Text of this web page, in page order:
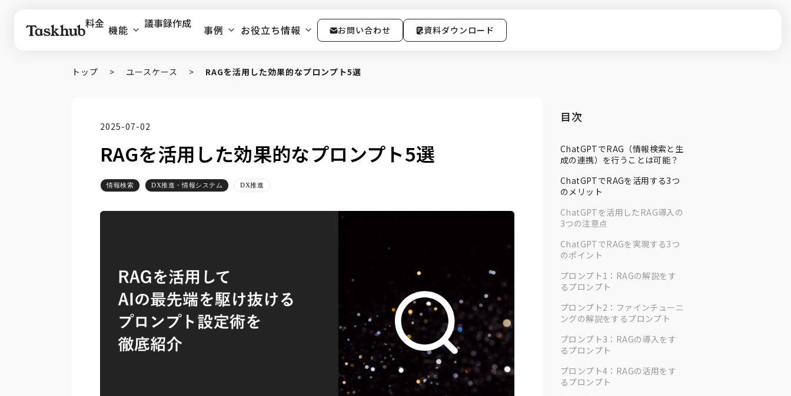
料金 機能 議事録作成 事例 お役立ち情報 お問い合わせ 資料ダウンロード
トップ > ユースケース > RAGを活用した効果的なプロンプト5選
2025-07-02
RAGを活用した効果的なプロンプト5選
情報検索 DX推進・情報システム DX推進
目次
ChatGPTでRAG（情報検索と生
成の連携）を行うことは可能？
ChatGPTでRAGを活用する3つ
のメリット
ChatGPTを活用したRAG導入の
3つの注意点
ChatGPTでRAGを実現する3つ
のポイント
プロンプト1：RAGの解説をす
るプロンプト
プロンプト2：ファインチューニ
ングの解説をするプロンプト
プロンプト3：RAGの導入をす
るプロンプト
プロンプト4：RAGの活用をす
るプロンプト